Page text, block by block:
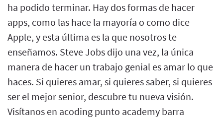
ha podido terminar. Hay dos formas de hacer
apps, como las hace la mayoría o como dice
Apple, y esta última es la que nosotros te
enseñamos. Steve Jobs dijo una vez, la única
manera de hacer un trabajo genial es amar lo que
haces. Si quieres amar, si quieres saber, si quieres
ser el mejor senior, descubre tu nueva visión.
Visítanos en acoding punto academy barra